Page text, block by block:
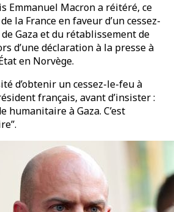
Emmanuel Macron a réitéré, ce
la France en faveur d’un cessez-
Gaza et du rétablissement de
d’une déclaration à la presse à
en Norvège.
d’obtenir un cessez-le-feu à
français, avant d’insister :
humanitaire à Gaza. C’est